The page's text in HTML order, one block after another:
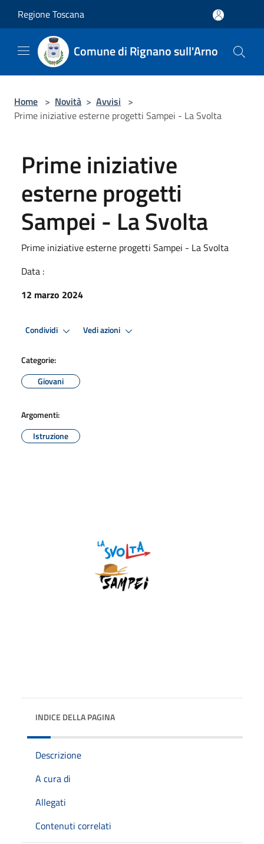
Regione Toscana
Comune di Rignano sull'Arno
Home > Novità > Avvisi >
Prime iniziative esterne progetti Sampei - La Svolta
Prime iniziative
esterne progetti
Sampei - La Svolta
Prime iniziative esterne progetti Sampei - La Svolta
Data :
12 marzo 2024
Condividi Vedi azioni
Categorie:
Giovani
Argomenti:
Istruzione
INDICE DELLA PAGINA
Descrizione
A cura di
Allegati
Contenuti correlati